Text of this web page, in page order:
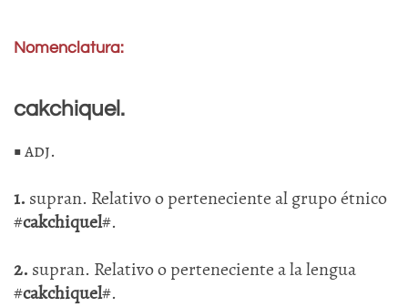
Nomenclatura:
cakchiquel.
■adj.
1. supran. Relativo o perteneciente al grupo étnico
#cakchiquel#.
2. supran. Relativo o perteneciente a la lengua
#cakchiquel#.